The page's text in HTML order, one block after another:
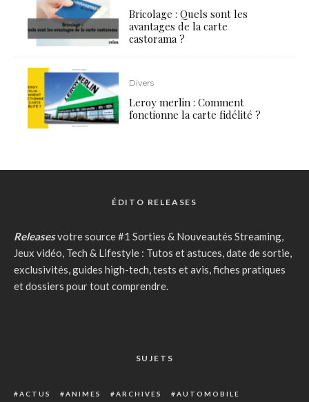
Bricolage : Quels sont les
avantages de la carte
castorama ?
Divers
Leroy merlin : Comment
fonctionne la carte fidélité ?
ÉDITO RELEASES
Releasesvotre source #1 Sorties & Nouveautés Streaming,
Jeux vidéo, Tech & Lifestyle : Tutos et astuces, date de sortie,
exclusivités, guides high-tech, tests et avis, fiches pratiques
et dossiers pour tout comprendre.
SUJETS
ACTUS ANIMES ARCHIVES
AUTOMOBILE